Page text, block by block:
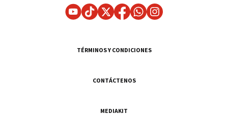
TÉRMINOS Y CONDICIONES
CONTÁCTENOS
MEDIAKIT